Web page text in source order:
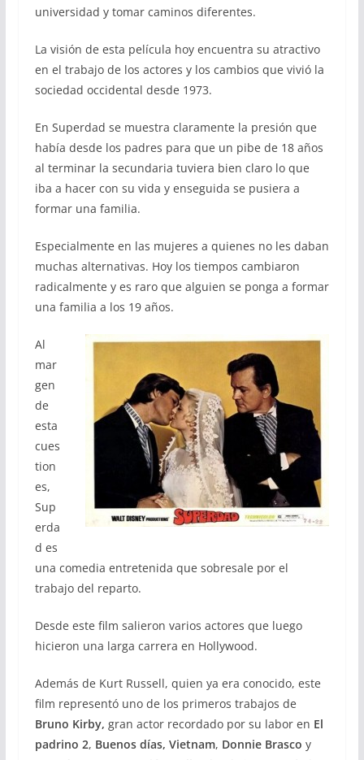
universidad y tomar caminos diferentes.
La visión de esta película hoy encuentra su atractivo
en el trabajo de los actores y los cambios que vivió la
sociedad occidental desde 1973.
En Superdad se muestra claramente la presión que
había desde los padres para que un pibe de 18 años
al terminar la secundaria tuviera bien claro lo que
iba a hacer con su vida y enseguida se pusiera a
formar una familia.
Especialmente en las mujeres a quienes no les daban
muchas alternativas. Hoy los tiempos cambiaron
radicalmente y es raro que alguien se ponga a formar
una familia a los 19 años.
Al
mar
gen
de
esta
cues
tion
es,
Sup
erda
d es
una comedia entretenida que sobresale por el
trabajo del reparto.
Desde este film salieron varios actores que luego
hicieron una larga carrera en Hollywood.
Además de Kurt Russell, quien ya era conocido, este
film representó uno de los primeros trabajos de
Bruno Kirby, gran actor recordado por su labor en El
padrino 2, Buenos días, Vietnam, Donnie Brasco y